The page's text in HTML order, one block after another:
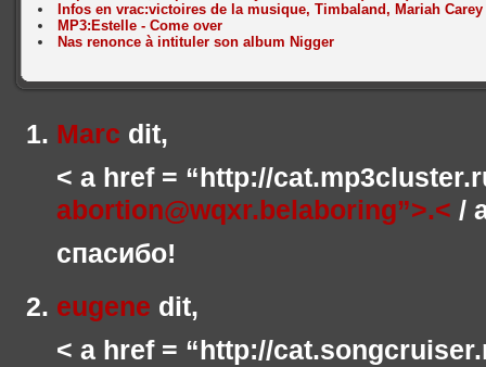
Infos en vrac:victoires de la musique, Timbaland, Mariah Carey
MP3:Estelle - Come over
Nas renonce à intituler son album Nigger
Marc dit,
< a href = “http://
abortion@wqxr.belaboring”>.< /
спасибо!
eugene dit,
< a href = “http://